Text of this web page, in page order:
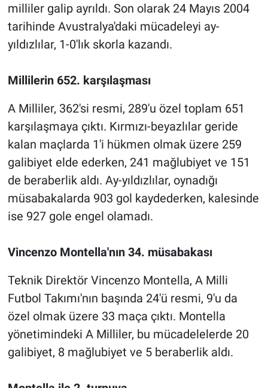
milliler galip ayrıldı. Son olarak 24 Mayıs 2004
tarihinde Avustralya'daki mücadeleyi ay-
yıldızlılar, 1-0'lık skorla kazandı.
Millilerin 652. karşılaşması
A Milliler, 362'si resmi, 289'u özel toplam 651
karşılaşmaya çıktı. Kırmızı-beyazlılar geride
kalan maçlarda 1'i hükmen olmak üzere 259
galibiyet elde ederken, 241 mağlubiyet ve 151
de beraberlik aldı. Ay-yıldızlılar, oynadığı
müsabakalarda 903 gol kaydederken, kalesinde
ise 927 gole engel olamadı.
Vincenzo Montella'nın 34. müsabakası
Teknik Direktör Vincenzo Montella, A Milli
Futbol Takımı'nın başında 24'ü resmi, 9'u da
özel olmak üzere 33 maça çıktı. Montella
yönetimindeki A Milliler, bu mücadelelerde 20
galibiyet, 8 mağlubiyet ve 5 beraberlik aldı.